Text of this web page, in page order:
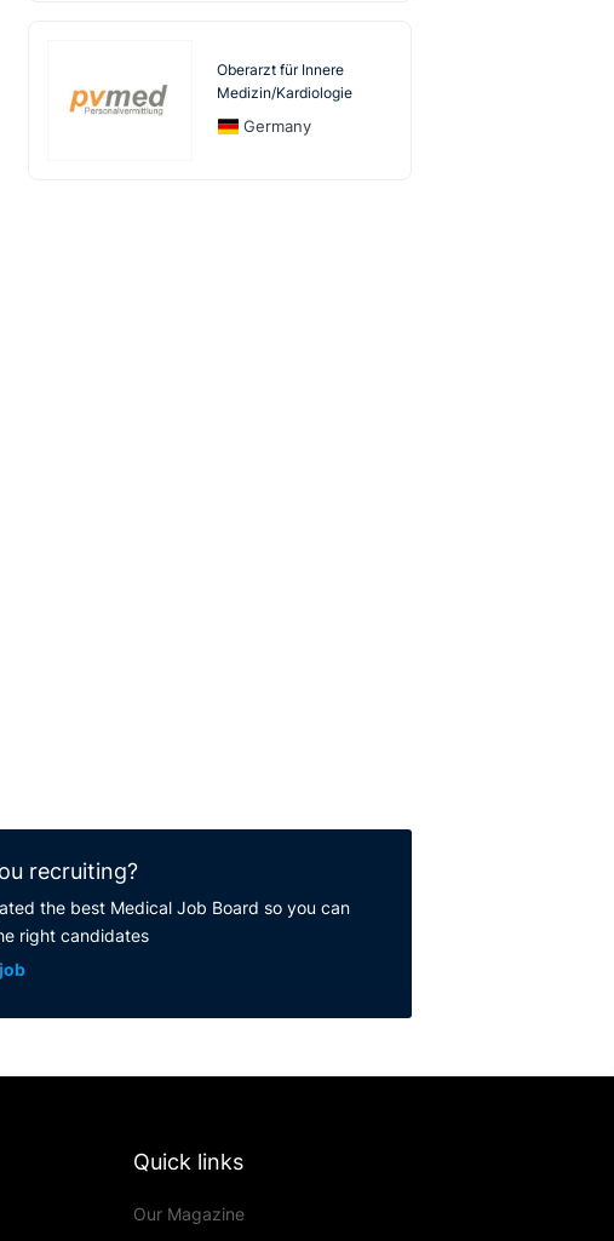
Oberarzt für Innere
Medizin/Kardiologie
Germany
recruiting?
the best Medical Job Board so you can
right candidates
Quick links
Our Magazine